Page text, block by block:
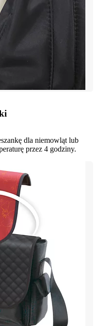
dla niemowląt lub
przez 4 godziny.